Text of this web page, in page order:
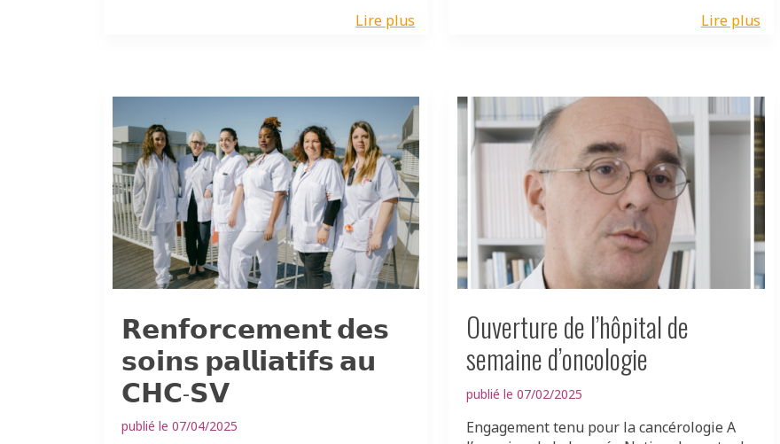
Lire plus
Lire plus
𝗥𝗲𝗻𝗳𝗼𝗿𝗰𝗲𝗺𝗲𝗻𝘁 𝗱𝗲𝘀
𝘀𝗼𝗶𝗻𝘀 𝗽𝗮𝗹𝗹𝗶𝗮𝘁𝗶𝗳𝘀 𝗮𝘂
𝗖𝗛𝗖-𝗦𝗩
publié le 07/04/2025
Ouverture de l’hôpital de
semaine d’oncologie
publié le 07/02/2025
Engagement tenu pour la cancérologie A